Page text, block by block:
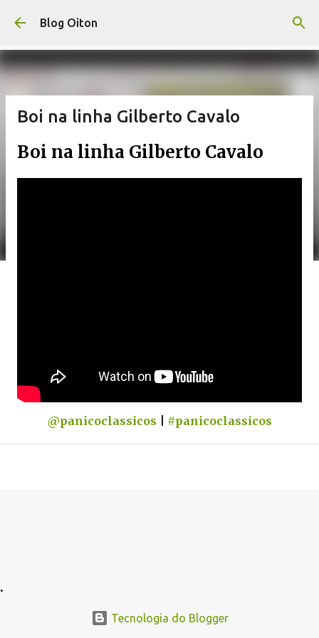
Pular para o conteúdo principal
Blog Oiton
Boi na linha Gilberto Cavalo
Boi na linha Gilberto Cavalo
@panicoclassicos #panicoclassicos
.
Tecnologia do Blogger